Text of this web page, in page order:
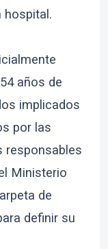
hospital.
años de
implicados
por las
responsables
Ministerio
de
definir su